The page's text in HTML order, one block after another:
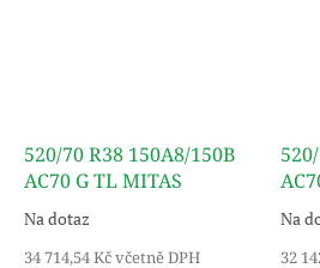
520/70 R38 150A8/150B
AC70 G TL MITAS
Na dotaz
34 714,54 Kč včetně DPH
Na
32